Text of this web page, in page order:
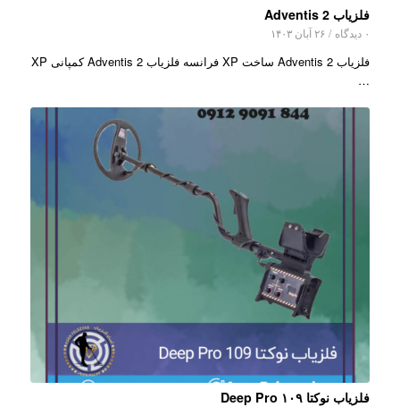
فلزیاب Adventis 2
۰ دیدگاه / ۲۶ آبان ۱۴۰۳
فلزیاب Adventis 2 ساخت XP فرانسه فلزیاب Adventis 2 کمپانی XP
…
فلزیاب نوکتا ۱۰۹ Deep Pro